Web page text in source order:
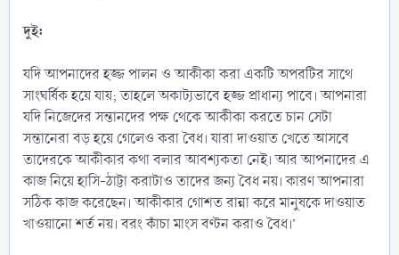
দুই:
যদি আপনাদের হজ্জ পালন ও আকীকা করা একটি অপরটির সাথে
সাংঘর্ষিক হয়ে যায়; তাহলে অকাট্যভাবে হজ্জ প্রাধান্য পাবে। আপনারা
যদি নিজেদের সন্তানদের পক্ষ থেকে আকীকা করতে চান সেটা
সন্তানেরা বড় হয়ে গেলেও করা বৈধ। যারা দাওয়াত খেতে আসবে
তাদেরকে আকীকার কথা বলার আবশ্যকতা নেই। আর আপনাদের এ
কাজ নিয়ে হাসি-ঠাট্টা করাটাও তাদের জন্য বৈধ নয়। কারণ আপনারা
সঠিক কাজ করেছেন। আকীকার গোশত রান্না করে মানুষকে দাওয়াত
খাওয়ানো শর্ত নয়। বরং কাঁচা মাংস বণ্টন করাও বৈধ।’